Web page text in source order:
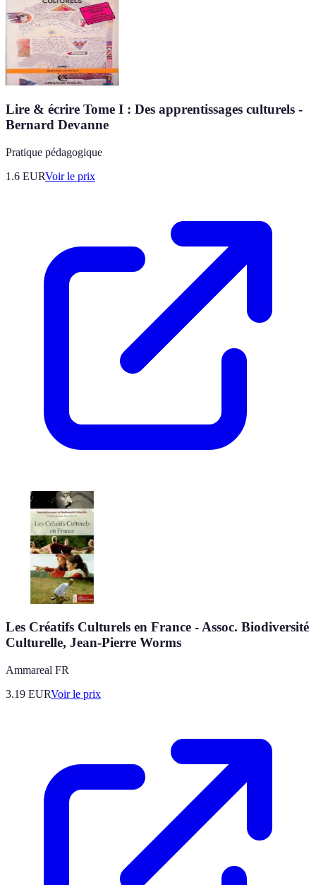
Lire & écrire Tome I : Des apprentissages culturels -
Bernard Devanne
Pratique pédagogique
1.6 EURVoir le prix
Les Créatifs Culturels en France - Assoc. Biodiversité
Culturelle, Jean-Pierre Worms
Ammareal FR
3.19 EURVoir le prix